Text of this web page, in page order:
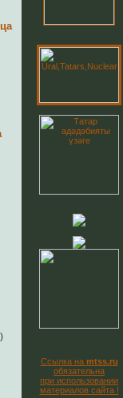
Ссылка на mtss.ru
обязательна
при использовании
материалов сайта !